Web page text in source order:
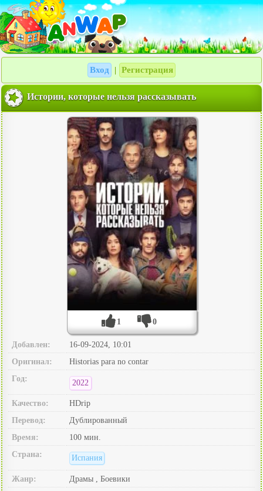
Вход Регистрация
Истории, которые нельзя рассказывать
1 0
Добавлен:
16-09-2024, 10:01
Оригинал:
Historias para no contar
Год:
2022
Качество:
HDrip
Перевод:
Дублированный
Время:
100 мин.
Страна:
Испания
Жанр:
Драмы , Боевики